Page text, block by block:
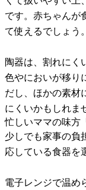
です。赤ちゃんが
て使えるでしょう。
陶器は、割れにく
色やにおいが移り
だし、ほかの素材
にくいかもしれま
忙しいママの味方
少しでも家事の負
応している食器を
電子レンジで温め